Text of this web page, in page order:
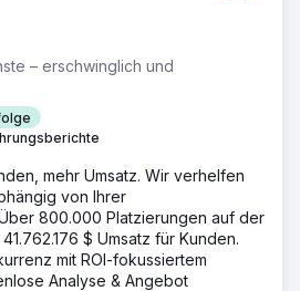
– erschwinglich und
mehr Umsatz. Wir verhelfen
von Ihrer
800.000 Platzierungen auf der
$ Umsatz für Kunden.
mit ROI-fokussiertem
Analyse & Angebot